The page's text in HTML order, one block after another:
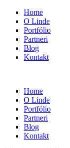
Home
O Linde
Portfólio
Partneri
Blog
Kontakt
Home
O Linde
Portfólio
Partneri
Blog
Kontakt